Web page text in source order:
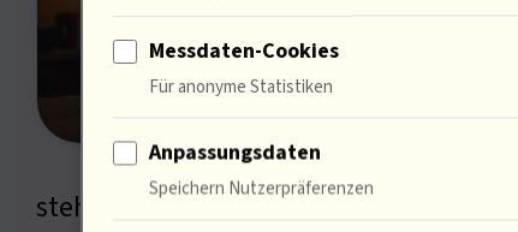
stehlen. Nutzer sollten sich immer
Messdaten-Cookies
Für anonyme Statistiken
Anpassungsdaten
Speichern Nutzerpräferenzen